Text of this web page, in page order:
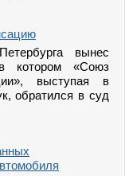
вынес
котором «Союз
выступая в
обратился в суд